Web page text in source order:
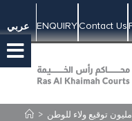
عربي ENQUIRYContact Us
>